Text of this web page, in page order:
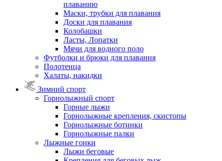
плаванию
Маски, трубки для плавания
Доски для плавания
Колобашки
Ласты, Лопатки
Мячи для водного поло
Футболки и брюки для плавания
Полотенца
Халаты, накидки
Зимний спорт
Горнолыжный спорт
Горные лыжи
Горнолыжные крепления, скистопы
Горнолыжные ботинки
Горнолыжные палки
Лыжные гонки
Лыжи беговые